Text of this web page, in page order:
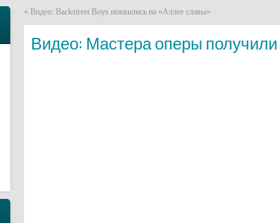
« Видео: Backstreet Boys появились на «Аллее славы»
Видео: Мастера оперы